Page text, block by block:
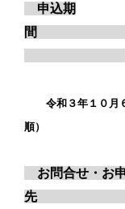
申込期
令和３年１０月
順）
お問合せ・お